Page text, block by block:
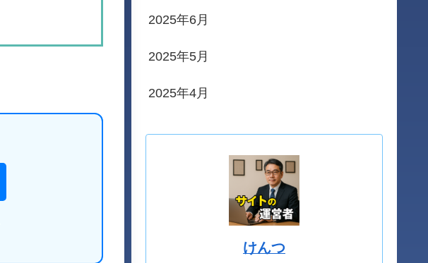
2025年6月
2025年5月
2025年4月
けんつ